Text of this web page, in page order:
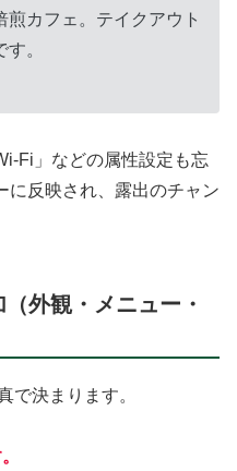
カフェ。テイクアウト
。
Fi」などの属性設定も忘
に反映され、露出のチャン
外観・メニュー・
で決まります。